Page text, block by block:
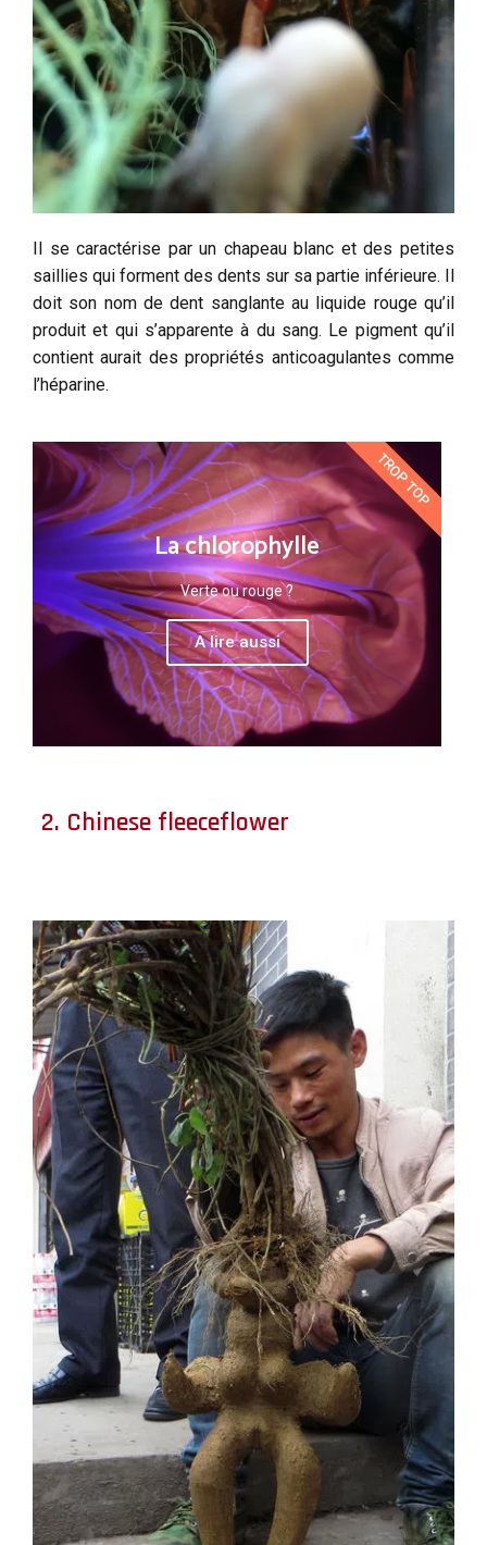
Il se caractérise par un chapeau blanc et des petites
saillies qui forment des dents sur sa partie inférieure. Il
doit son nom de dent sanglante au liquide rouge qu’il
produit et qui s’apparente à du sang. Le pigment qu’il
contient aurait des propriétés anticoagulantes comme
l’héparine.
La chlorophylle
Verte ou rouge ?
A lire aussi
TROP TOP
2. Chinese fleeceflower